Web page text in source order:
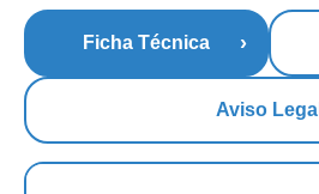
Ficha Técnica
Aviso Legal